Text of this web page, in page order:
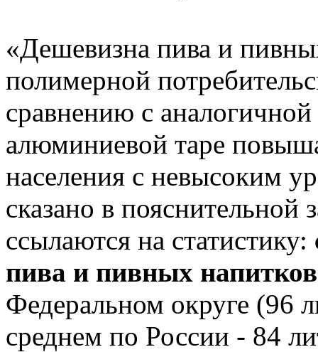
«Дешевизна пива и
полимерной
сравнению с
алюминиевой таре
населения с невысоким
сказано в пояснительной
ссылаются на статистику:
пива и пивных напитков
Федеральном округе (96
среднем по России - 84